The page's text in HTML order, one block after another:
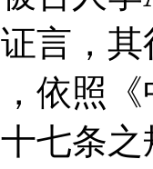
言，
依照
七条